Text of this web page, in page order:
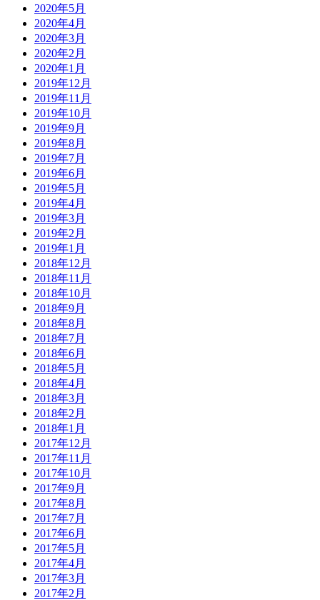
2020年5月
2020年4月
2020年3月
2020年2月
2020年1月
2019年12月
2019年11月
2019年10月
2019年9月
2019年8月
2019年7月
2019年6月
2019年5月
2019年4月
2019年3月
2019年2月
2019年1月
2018年12月
2018年11月
2018年10月
2018年9月
2018年8月
2018年7月
2018年6月
2018年5月
2018年4月
2018年3月
2018年2月
2018年1月
2017年12月
2017年11月
2017年10月
2017年9月
2017年8月
2017年7月
2017年6月
2017年5月
2017年4月
2017年3月
2017年2月